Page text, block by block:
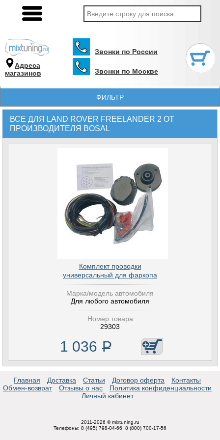
Адреса
магазинов
Звонки по России
Звонки по Москве
ФИЛЬТР
ВСЕ ДЛЯ LAND ROVER FREELANDER 2 ОТ
ПРОИЗВОДИТЕЛЯ BOSAL
Комплект проводки
универсальный для фаркопа
Марка/модель автомобиля
Для любого автомобиля
Номер товара
29303
1 036 Р
Главная Доставка Статьи Договор оферта
Контакты
Обмен-возврат
Отзывы о нас
Политика конфиденциальности
Личный кабинет
2011-2026 © mixtuning.ru
Телефоны: 8 (495) 798-04-66, 8 (800) 700-17-56